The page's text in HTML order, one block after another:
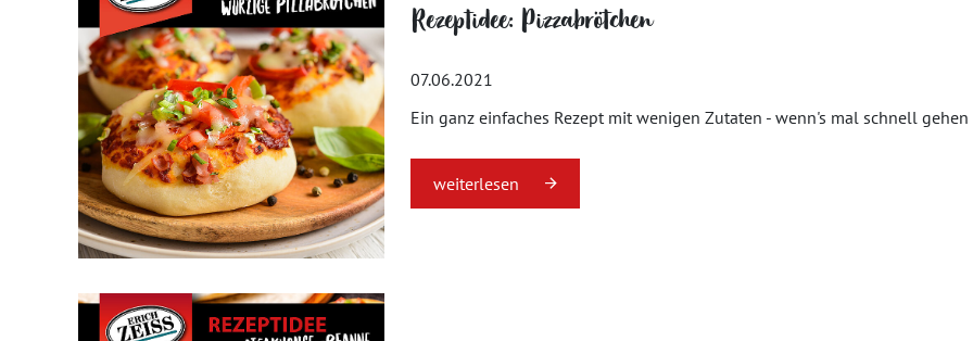
Rezeptidee: Pizzabrötchen
07.06.2021
Ein ganz einfaches Rezept mit wenigen Zutaten - wenn's mal schnell gehen
weiterlesen